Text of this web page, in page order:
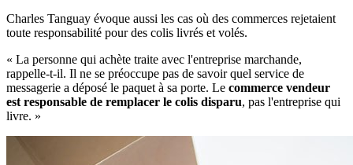
Charles Tanguay évoque aussi les cas où des commerces rejetaient
toute responsabilité pour des colis livrés et volés.
« La personne qui achète traite avec l'entreprise marchande,
rappelle-t-il. Il ne se préoccupe pas de savoir quel service de
messagerie a déposé le paquet à sa porte. Le commerce vendeur
est responsable de remplacer le colis disparu, pas l'entreprise qui
livre. »